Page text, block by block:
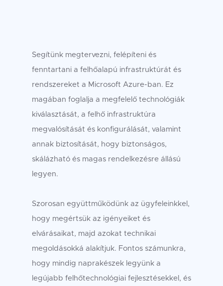
Segítünk megtervezni, felépíteni és
fenntartani a felhőalapú infrastruktúrát és
rendszereket a Microsoft Azure-ban. Ez
magában foglalja a megfelelő technológiák
kiválasztását, a felhő infrastruktúra
megvalósítását és konfigurálását, valamint
annak biztosítását, hogy biztonságos,
skálázható és magas rendelkezésre állású
legyen.
Szorosan együttműködünk az ügyfeleinkkel,
hogy megértsük az igényeiket és
elvárásaikat, majd azokat technikai
megoldásokká alakítjuk. Fontos számunkra,
hogy mindig naprakészek legyünk a
legújabb felhőtechnológiai fejlesztésekkel, és